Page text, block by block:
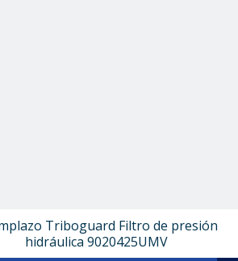
Triboguard Filtro de presión
hidráulica 9020425UMV